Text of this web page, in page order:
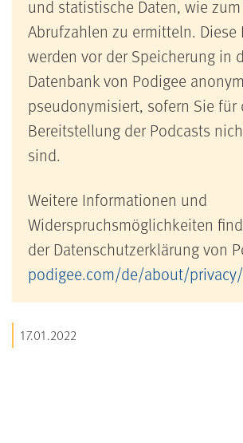
und statistische Daten, wie
Abrufzahlen zu ermitteln. Diese
werden vor der Speicherung in
Datenbank von Podigee
pseudonymisiert, sofern Sie für
Bereitstellung der Podcasts
sind.
Weitere Informationen und
Widerspruchsmöglichkeiten
der Datenschutzerklärung von
podigee.com/de/about/privacy/
17.01.2022